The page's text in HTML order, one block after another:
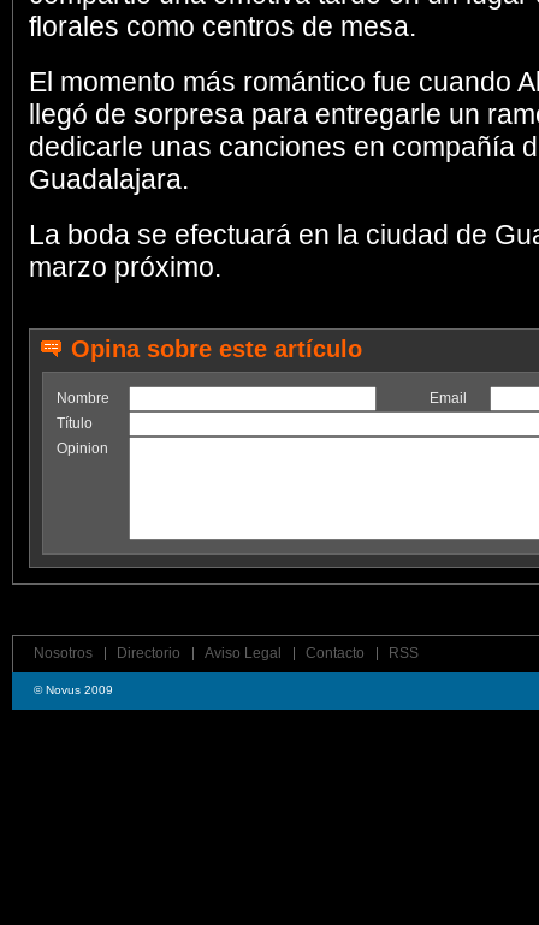
florales como centros de mesa.
El momento más romántico fue cuando
llegó de sorpresa para entregarle un
dedicarle unas canciones en compañía
Guadalajara.
La boda se efectuará en la ciudad de
marzo próximo.
Opina sobre este artículo
Nombre
Email
Título
Opinion
Nosotros Directorio Aviso Legal Contacto RSS
© Novus 2009